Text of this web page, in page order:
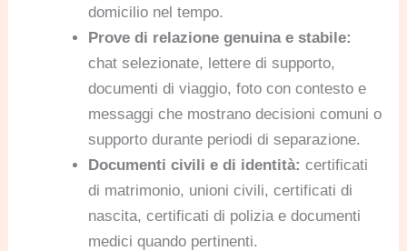
domicilio nel tempo.
Prove di relazione genuina e stabile:
chat selezionate, lettere di supporto,
documenti di viaggio, foto con contesto e
messaggi che mostrano decisioni comuni o
supporto durante periodi di separazione.
Documenti civili e di identità: certificati
di matrimonio, unioni civili, certificati di
nascita, certificati di polizia e documenti
medici quando pertinenti.